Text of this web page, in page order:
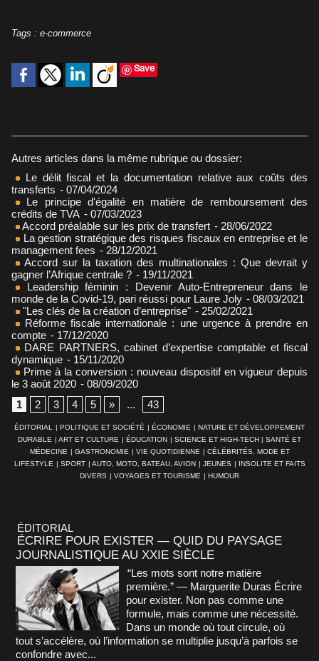
Tags : e-commerce
Save
Autres articles dans la même rubrique ou dossier:
Le délit fiscal et la documentation relative aux coûts des
transferts - 07/04/2024
Le principe d'égalité en matière de remboursement des
crédits de TVA - 07/03/2023
Accord préalable sur les prix de transfert - 28/06/2022
La gestion stratégique des risques fiscaux en entreprise et le
management fees - 28/12/2021
Accord sur la taxation des multinationales : Que devrait y
gagner l’Afrique centrale ? - 19/11/2021
Leadership féminin : Devenir Auto-Entrepreneur dans le
monde de la Covid-19, pari réussi pour Laure Joly - 08/03/2021
"Les clés de la création d’entreprise" - 25/02/2021
Réforme fiscale internationale : une urgence à prendre en
compte - 17/12/2020
DARE PARTNERS, cabinet d’expertise comptable et fiscal
dynamique - 15/11/2020
Prime à la conversion : nouveau dispositif en vigueur depuis
le 3 août 2020 - 08/09/2020
1
2 3 4 5 » ... 43
ÉDITORIAL | POLITIQUE ET SOCIÉTÉ | ÉCONOMIE | NATURE ET DÉVELOPPEMENT
DURABLE | ART ET CULTURE | ÉDUCATION | SCIENCE ET HIGH-TECH | SANTÉ ET
MÉDECINE | GASTRONOMIE | VIE QUOTIDIENNE | CÉLÉBRITÉS, MODE ET
LIFESTYLE | SPORT | AUTO, MOTO, BATEAU, AVION | JEUNES | INSOLITE ET FAITS
DIVERS | VOYAGES ET TOURISME | HUMOUR
ÉDITORIAL
ÉCRIRE POUR EXISTER — QUID DU PAYSAGE
JOURNALISTIQUE AU XXIE SIÈCLE
“Les mots sont notre matière
première.” — Marguerite Duras Écrire
pour exister. Non pas comme une
formule, mais comme une nécessité.
Dans un monde où tout circule, où
tout s’accélère, où l’information se multiplie jusqu’à parfois se
confondre avec...